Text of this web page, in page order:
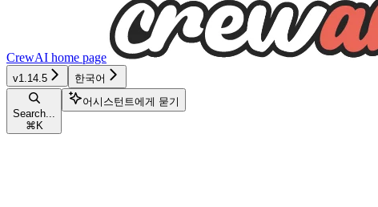
CrewAI home page
v1.14.5 한국어
Search...
⌘ K
어시스턴트에게 묻기